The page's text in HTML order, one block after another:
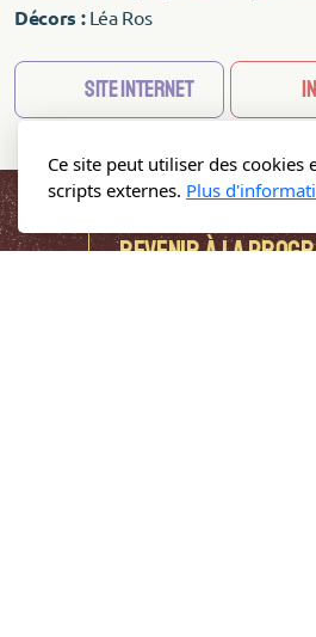
Décors : Léa Ros
Site Internet
REVENIR à LA
Ce site peut utiliser des cookies
scripts externes. Plus